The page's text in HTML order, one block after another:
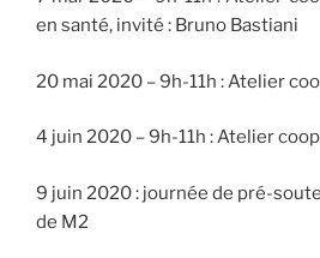
en santé, invité : Bruno Bastiani
20 mai 2020 – 9h-11h : Atelier
4 juin 2020 – 9h-11h : Atelier
9 juin 2020 : journée de pré-
de M2